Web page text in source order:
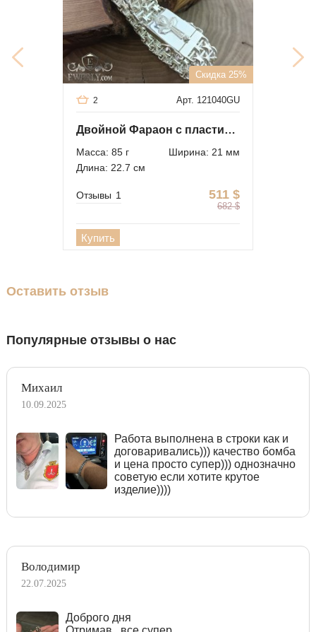
Скидка 25%
Арт. 121040GU
2
Двойной Фараон с пластинами из серебра
Масса: 85 г
Ширина: 21 мм
Длина: 22.7 см
511 $
682 $
Отзывы 1
Купить
Оставить отзыв
Популярные отзывы о нас
Михаил
10.09.2025
Работа выполнена в строки как и
договаривались))) качество бомба
и цена просто супер))) однозначно
советую если хотите крутое
изделие))))
Володимир
22.07.2025
Доброго дня